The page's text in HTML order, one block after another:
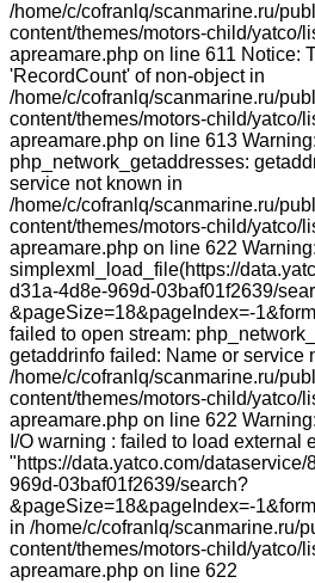
/home/c/cofranlq/scanmarine.ru/
content/themes/motors-child/yatco/
apreamare.php on line 611 Notice:
'RecordCount' of non-object in
/home/c/cofranlq/scanmarine.ru/
content/themes/motors-child/yatco/
apreamare.php on line 613
php_network_getaddresses:
service not known in
/home/c/cofranlq/scanmarine.ru/
content/themes/motors-child/yatco/
apreamare.php on line 622 Warning:
simplexml_load_file(https://
d31a-4d8e-969d-03baf01f2639/
&pageSize=18&pageIndex=-
failed to open stream:
getaddrinfo failed: Name or service
/home/c/cofranlq/scanmarine.ru/
content/themes/motors-child/yatco/
apreamare.php on line 622
I/O warning : failed to load external
"https://data.yatco.com/
969d-03baf01f2639/search?
&pageSize=18&pageIndex=-
in /home/c/cofranlq/scanmarine.ru/
content/themes/motors-child/yatco/
apreamare.php on line 622